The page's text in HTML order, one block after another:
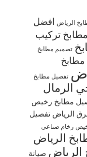
الرياض
افضل
تركيب
تصميم مطابخ
تفصيل مطابخ
الرمال
مطابخ رخيص
الرياض تفصيل
رخام صناعي
الرياض
الرياض صيانة